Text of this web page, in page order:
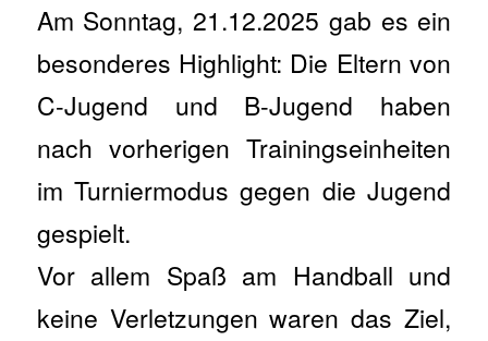
Am Sonntag, 21.12.2025 gab es ein
besonderes Highlight: Die Eltern von
C-Jugend und B-Jugend haben
nach vorherigen Trainingseinheiten
im Turniermodus gegen die Jugend
gespielt.
Vor allem Spaß am Handball und
keine Verletzungen waren das Ziel,